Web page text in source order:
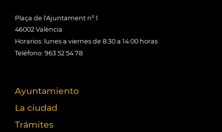
Plaça de l'Ajuntament nº 1
46002 València
Horarios: lunes a viernes de 8:30 a 14:00 horas
Teléfono: 963 52 54 78
Ayuntamiento
La ciudad
Trámites